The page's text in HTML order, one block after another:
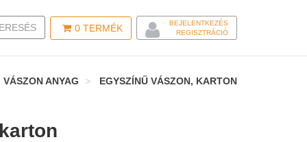
0 TERMÉK
BEJELENTKEZÉS
REGISZTRÁCIÓ
SEARCH
VÁSZON ANYAG EGYSZÍNŰ VÁSZON, KARTON